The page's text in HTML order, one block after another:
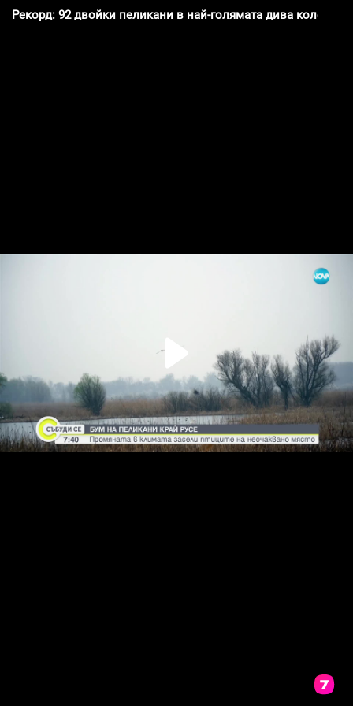
Рекорд: 92 двойки пеликани в най-голямата дива колония